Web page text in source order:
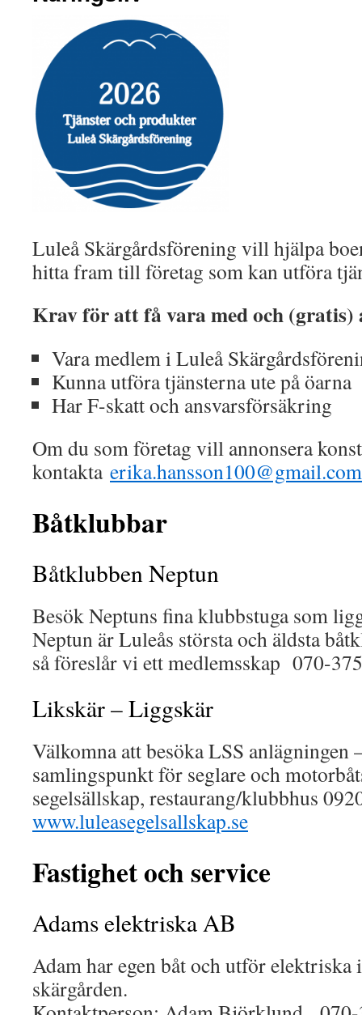
Luleå Skärgårdsförening vill hjälpa
hitta fram till företag som kan utföra
Krav för att få vara med och
Vara medlem i Luleå
Kunna utföra tjänsterna ute på öarna
Har F-skatt och ansvarsförsäkring
Om du som företag vill annonsera
kontakta erika.hansson100@gmail.com
Båtklubbar
Båtklubben Neptun
Besök Neptuns fina klubbstuga som
Neptun är Luleås största och äldsta
så föreslår vi ett medlemsskap 070-
Likskär – Liggskär
Välkomna att besöka LSS anlägningen
samlingspunkt för seglare och
segelsällskap, restaurang/klubbhus
www.luleasegelsallskap.se
Fastighet och service
Adams elektriska AB
Adam har egen båt och utför
skärgården.